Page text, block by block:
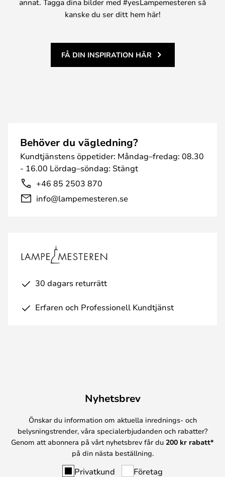
annat. Tagga dina bilder med #yesLampemesteren så
kanske du ser ditt hem här!
FÅ DIN INSPIRATION HÄR
Behöver du vägledning?
Kundtjänstens öppetider: Måndag–fredag: 08.30
- 16.00 Lördag–söndag: Stängt
+46 85 2503 870
info@lampemesteren.se
30 dagars returrätt
Erfaren och Professionell Kundtjänst
Nyhetsbrev
Önskar du information om aktuella inrednings- och
belysningstrender, våra specialerbjudanden och rabatter?
Genom att abonnera på vårt nyhetsbrev får du 200 kr rabatt*
på din nästa beställning.
Privatkund Företag